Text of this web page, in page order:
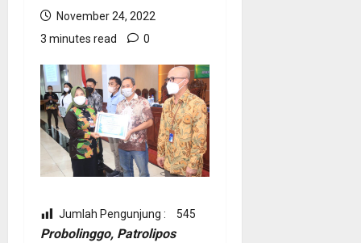
November 24, 2022
3 minutes read
0
Jumlah Pengunjung : 545
Probolinggo, Patrolipos